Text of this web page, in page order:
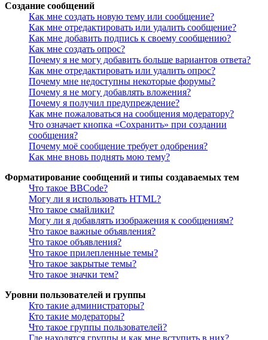
Создание сообщений
Как мне создать новую тему или сообщение?
Как мне отредактировать или удалить сообщение?
Как мне добавить подпись к своему сообщению?
Как мне создать опрос?
Почему я не могу добавить больше вариантов ответа?
Как мне отредактировать или удалить опрос?
Почему мне недоступны некоторые форумы?
Почему я не могу добавлять вложения?
Почему я получил предупреждение?
Как мне пожаловаться на сообщения модератору?
Что означает кнопка «Сохранить» при создании
сообщения?
Почему моё сообщение требует одобрения?
Как мне вновь поднять мою тему?
Форматирование сообщений и типы создаваемых тем
Что такое BBCode?
Могу ли я использовать HTML?
Что такое смайлики?
Могу ли я добавлять изображения к сообщениям?
Что такое важные объявления?
Что такое объявления?
Что такое прилепленные темы?
Что такое закрытые темы?
Что такое значки тем?
Уровни пользователей и группы
Кто такие администраторы?
Кто такие модераторы?
Что такое группы пользователей?